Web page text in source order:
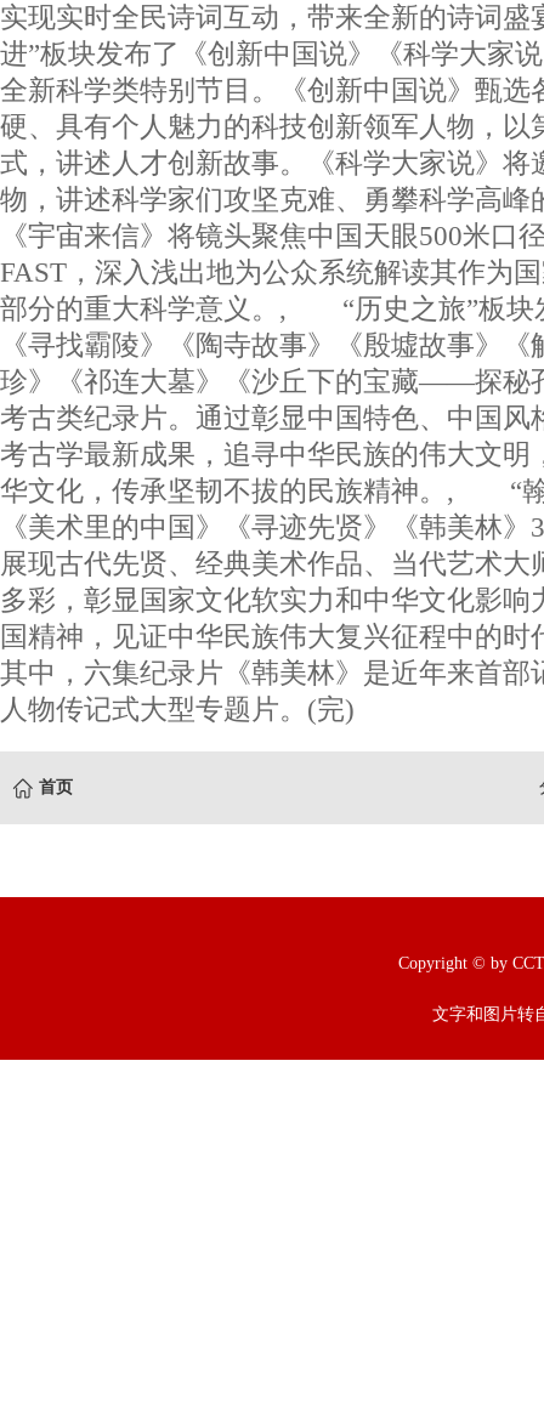
实现实时全民诗词互动，带来全新的诗
进”板块发布了《创新中国说》《科学大家
全新科学类特别节目。《创新中国说》甄选
硬、具有个人魅力的科技创新领军人物，以
式，讲述人才创新故事。《科学大家说》将
物，讲述科学家们攻坚克难、勇攀科学高峰
《宇宙来信》将镜头聚焦中国天眼500米口
FAST，深入浅出地为公众系统解读其作为
部分的重大科学意义。, “历史之旅”板块
《寻找霸陵》《陶寺故事》《殷墟故事》
珍》《祁连大墓》《沙丘下的宝藏——探秘
考古类纪录片。通过彰显中国特色、中国风
考古学最新成果，追寻中华民族的伟大文明
华文化，传承坚韧不拔的民族精神。, “
《美术里的中国》《寻迹先贤》《韩美林
展现古代先贤、经典美术作品、当代艺术大
多彩，彰显国家文化软实力和中华文化影响
国精神，见证中华民族伟大复兴征程中的时
其中，六集纪录片《韩美林》是近年来首部
人物传记式大型专题片。(完)
首页
Copyright © by
文字和图片转